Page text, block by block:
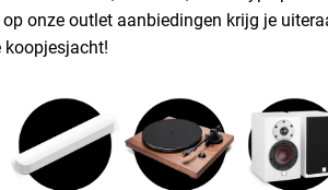
onze outlet aanbiedingen krijg je
koopjesjacht!